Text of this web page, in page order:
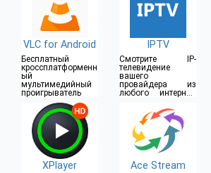
VLC for Android
Бесплатный
кроссплатформенн
ый
мультимедийный
проигрыватель
IPTV
Смотрите IP-
телевидение
вашего
провайдера из
любого интернет-
XPlayer
Ace Stream